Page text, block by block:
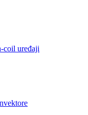
coil uređaji